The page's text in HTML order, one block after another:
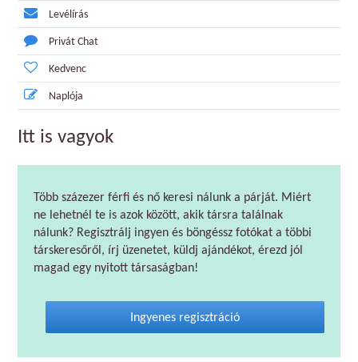
Levélírás
Privát Chat
Kedvenc
Naplója
Itt is vagyok
Több százezer férfi és nő keresi nálunk a párját. Miért
ne lehetnél te is azok között, akik társra találnak
nálunk? Regisztrálj ingyen és böngéssz fotókat a többi
társkeresőről, írj üzenetet, küldj ajándékot, érezd jól
magad egy nyitott társaságban!
Ingyenes regisztráció